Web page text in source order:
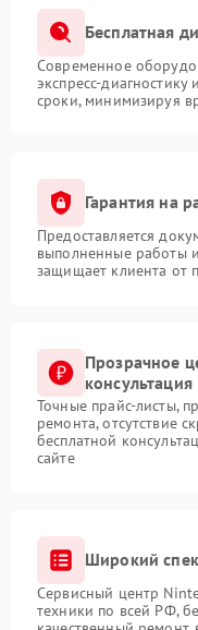
Бесплатная
Современное
экспресс-
сроки, минимизируя
Гарантия на
Предоставляется
выполненные работы
защищает клиента от
Прозрачное
консультация
Точные прайс-листы,
ремонта, отсутствие
бесплатной
сайте
Широкий
Сервисный центр
техники по всей РФ,